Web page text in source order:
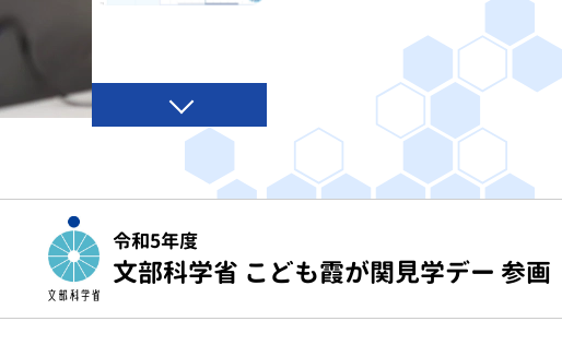
令和5年度
文部科学省 こども霞が関見学デー 参画